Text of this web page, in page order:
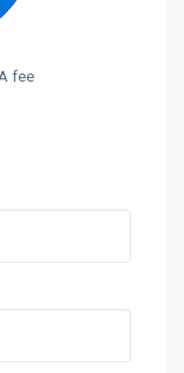
fee